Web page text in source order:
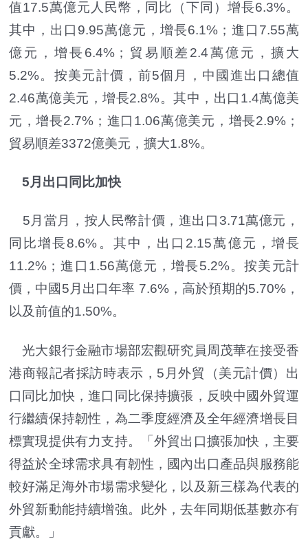
值17.5萬億元人民幣，同比（下同）增長6.3%。
其中，出口9.95萬億元，增長6.1%；進口7.55萬
億元，增長6.4%；貿易順差2.4萬億元，擴大
5.2%。按美元計價，前5個月，中國進出口總值
2.46萬億美元，增長2.8%。其中，出口1.4萬億美
元，增長2.7%；進口1.06萬億美元，增長2.9%；
貿易順差3372億美元，擴大1.8%。
5月出口同比加快
5月當月，按人民幣計價，進出口3.71萬億元，
同比增長8.6%。其中，出口2.15萬億元，增長
11.2%；進口1.56萬億元，增長5.2%。按美元計
價，中國5月出口年率 7.6%，高於預期的5.70%，
以及前值的1.50%。
光大銀行金融市場部宏觀研究員周茂華在接受香
港商報記者採訪時表示，5月外貿（美元計價）出
口同比加快，進口同比保持擴張，反映中國外貿運
行繼續保持韌性，為二季度經濟及全年經濟增長目
標實現提供有力支持。「外貿出口擴張加快，主要
得益於全球需求具有韌性，國內出口產品與服務能
較好滿足海外市場需求變化，以及新三樣為代表的
外貿新動能持續增強。此外，去年同期低基數亦有
貢獻。」